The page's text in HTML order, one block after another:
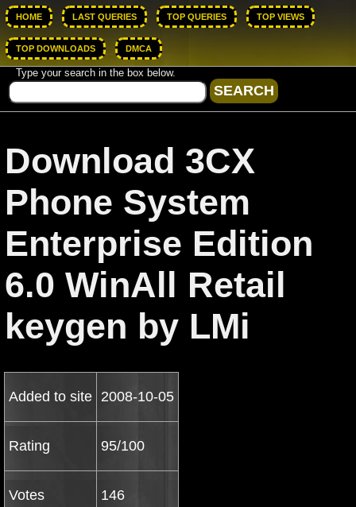
HOME LAST QUERIES TOP QUERIES TOP VIEWS
TOP DOWNLOADS DMCA
Type your search in the box below.
Download 3CX
Phone System
Enterprise Edition
6.0 WinAll Retail
keygen by LMi
Added to site 2008-10-05
Rating 95/100
Votes 146